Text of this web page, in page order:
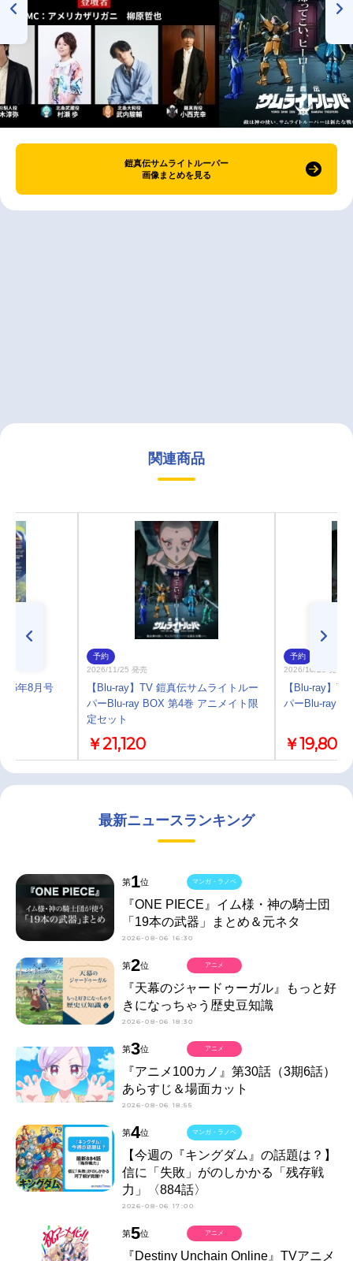
鎧真伝サムライトルーパー
画像まとめを見る
関連商品
年8月号
予約
2026/11/25 発売
【Blu-ray】TV 鎧真伝サムライトルー
パーBlu-ray BOX 第4巻 アニメイト限
定セット
￥21,120
予約
2026/10/28 発売
【Blu-ray】
パーBlu-ray
￥19,800
最新ニュースランキング
第1位
『ONE PIECE』イム様・神の騎士団
「19本の武器」まとめ＆元ネタ
2026-08-06 16:30
マンガ・ラノベ
第2位
『天幕のジャードゥーガル』もっと好
きになっちゃう歴史豆知識
2026-08-06 18:30
アニメ
第3位
『アニメ100カノ』第30話（3期6話）
あらすじ＆場面カット
2026-08-06 18:55
アニメ
第4位
【今週の『キングダム』の話題は？】
信に「失敗」がのしかかる「残存戦
力」〈884話〉
2026-08-06 17:00
マンガ・ラノベ
第5位
『Destiny Unchain Online』TVアニメ
アニメ